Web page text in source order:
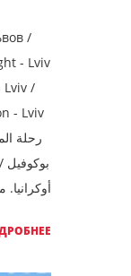
/
- Lviv
Lviv /
- Lviv
بوكوفيل